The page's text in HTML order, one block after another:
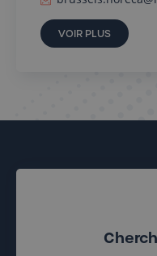
VOIR PLUS